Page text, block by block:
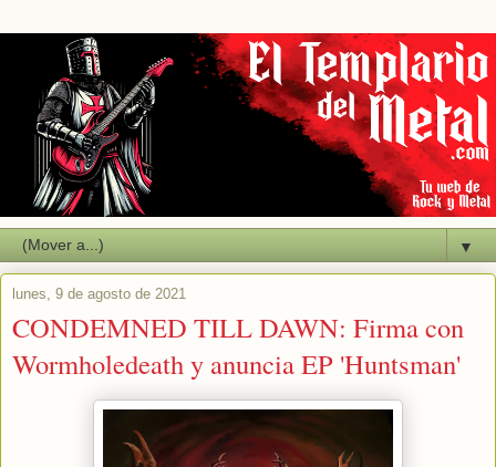
▼
lunes, 9 de agosto de 2021
CONDEMNED TILL DAWN: Firma con
Wormholedeath y anuncia EP 'Huntsman'